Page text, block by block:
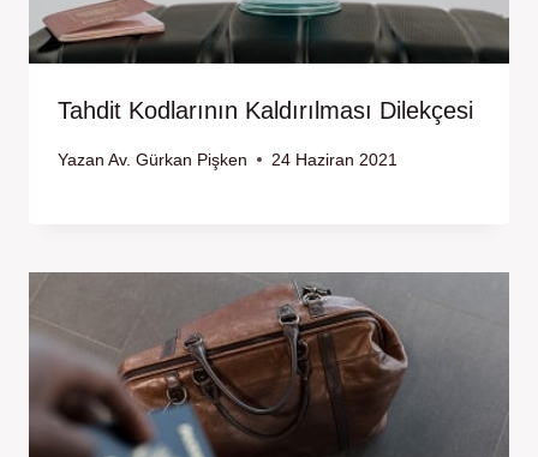
Tahdit Kodlarının Kaldırılması Dilekçesi
Yazan Av. Gürkan Pişken 24 Haziran 2021